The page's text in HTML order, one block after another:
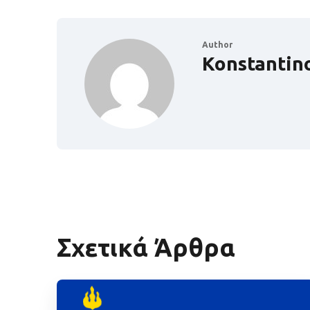
Author
Σχετικά Άρθρα